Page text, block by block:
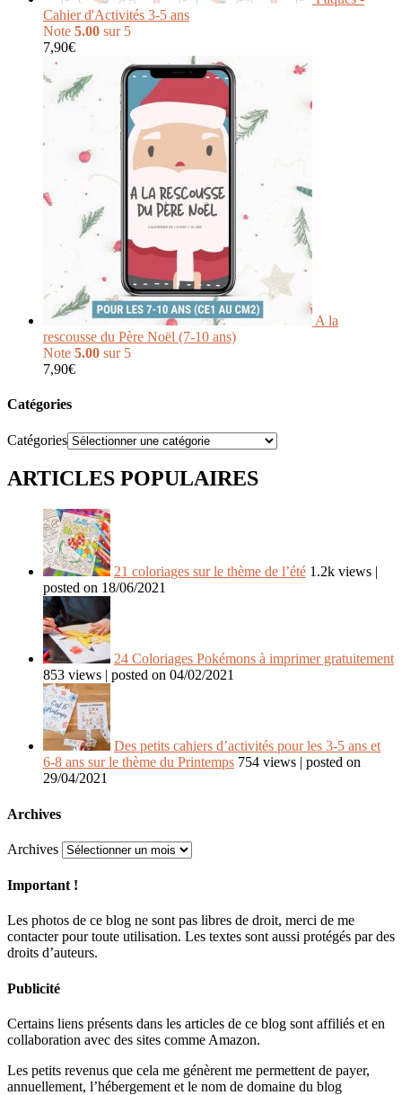
Cahier d'Activités 3-5 ans
Note 5.00 sur 5
7,90€
A la
rescousse du Père Noël (7-10 ans)
Note 5.00 sur 5
7,90€
Catégories
Catégories
ARTICLES POPULAIRES
21 coloriages sur le thème de l’été 1.2k views |
posted on 18/06/2021
24 Coloriages Pokémons à imprimer gratuitement
853 views | posted on 04/02/2021
Des petits cahiers d’activités pour les 3-5 ans et
6-8 ans sur le thème du Printemps 754 views | posted on
29/04/2021
Archives
Archives
Important !
Les photos de ce blog ne sont pas libres de droit, merci de me
contacter pour toute utilisation. Les textes sont aussi protégés par des
droits d’auteurs.
Publicité
Certains liens présents dans les articles de ce blog sont affiliés et en
collaboration avec des sites comme Amazon.
Les petits revenus que cela me génèrent me permettent de payer,
annuellement, l’hébergement et le nom de domaine du blog